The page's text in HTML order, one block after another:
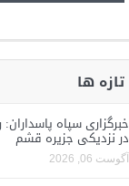
تازه ها
خبرگزاری سپاه
در نزدیکی جزیره قشم
آگوست 06, 2026